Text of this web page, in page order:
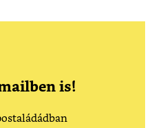
is!